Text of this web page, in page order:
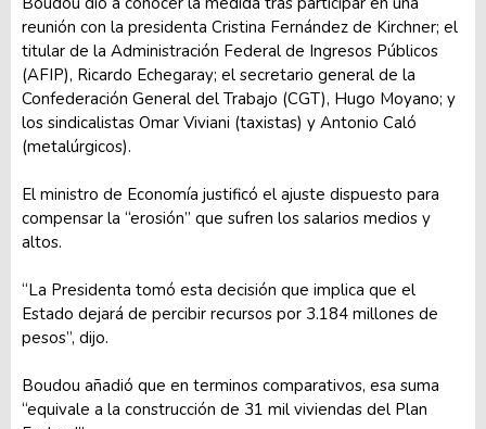
reunión con la presidenta Cristina Fernández de Kirchner; el
titular de la Administración Federal de Ingresos Públicos
(AFIP), Ricardo Echegaray; el secretario general de la
Confederación General del Trabajo (CGT), Hugo Moyano; y
los sindicalistas Omar Viviani (taxistas) y Antonio Caló
(metalúrgicos).
El ministro de Economía justificó el ajuste dispuesto para
compensar la “erosión” que sufren los salarios medios y
altos.
“La Presidenta tomó esta decisión que implica que el
Estado dejará de percibir recursos por 3.184 millones de
pesos”, dijo.
Boudou añadió que en terminos comparativos, esa suma
“equivale a la construcción de 31 mil viviendas del Plan